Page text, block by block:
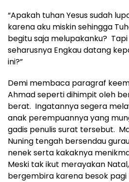
“Apakah tuhan Yesus sudah
karena aku miskin sehingga
begitu saja melupakanku?
seharusnya Engkau datang
ini?”
Demi membaca paragraf
Ahmad seperti dihimpit oleh
berat. Ingatannya segera
anak perempuannya yang
gadis penulis surat tersebut.
Nuning tengah bersendau
nenek serta kakaknya
Meski tak ikut merayakan
bergembira karena besok pagi